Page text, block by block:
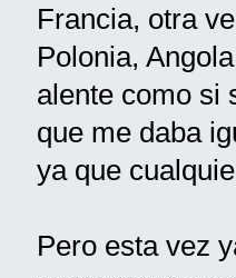
Francia, otra
Polonia,
alente como si
que me daba
ya que
Pero esta vez